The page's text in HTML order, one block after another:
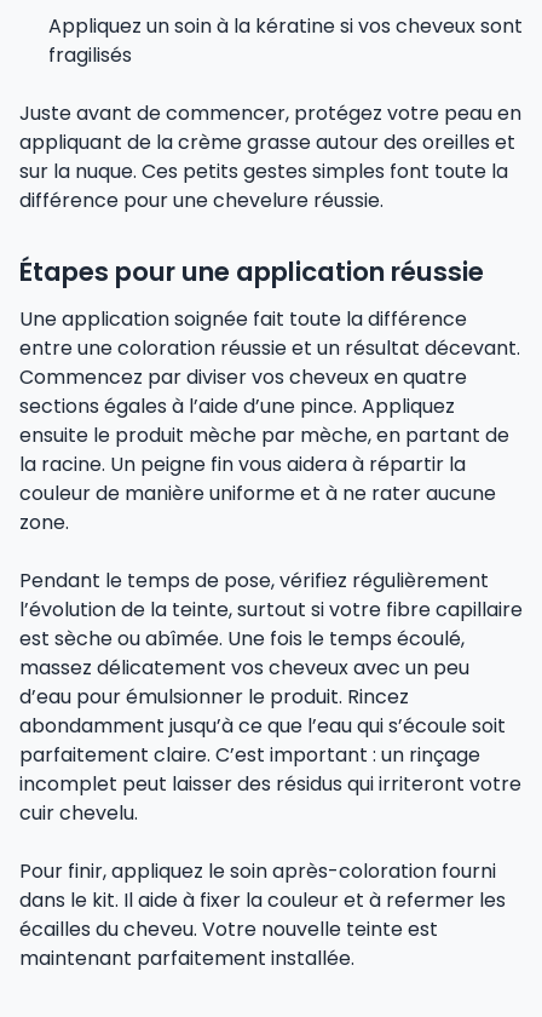
Appliquez un soin à la kératine si vos cheveux sont
fragilisés
Juste avant de commencer, protégez votre peau en
appliquant de la crème grasse autour des oreilles et
sur la nuque. Ces petits gestes simples font toute la
différence pour une chevelure réussie.
Étapes pour une application réussie
Une application soignée fait toute la différence
entre une coloration réussie et un résultat décevant.
Commencez par diviser vos cheveux en quatre
sections égales à l’aide d’une pince. Appliquez
ensuite le produit mèche par mèche, en partant de
la racine. Un peigne fin vous aidera à répartir la
couleur de manière uniforme et à ne rater aucune
zone.
Pendant le temps de pose, vérifiez régulièrement
l’évolution de la teinte, surtout si votre fibre capillaire
est sèche ou abîmée. Une fois le temps écoulé,
massez délicatement vos cheveux avec un peu
d’eau pour émulsionner le produit. Rincez
abondamment jusqu’à ce que l’eau qui s’écoule soit
parfaitement claire. C’est important : un rinçage
incomplet peut laisser des résidus qui irriteront votre
cuir chevelu.
Pour finir, appliquez le soin après-coloration fourni
dans le kit. Il aide à fixer la couleur et à refermer les
écailles du cheveu. Votre nouvelle teinte est
maintenant parfaitement installée.